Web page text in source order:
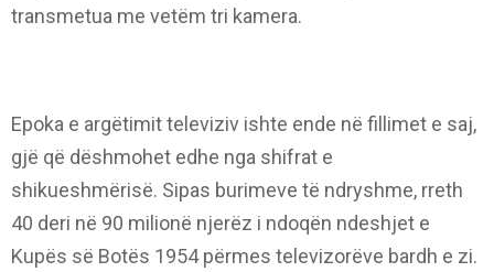
transmetua me vetëm tri kamera.
Epoka e argëtimit televiziv ishte ende në fillimet e saj,
gjë që dëshmohet edhe nga shifrat e
shikueshmërisë. Sipas burimeve të ndryshme, rreth
40 deri në 90 milionë njerëz i ndoqën ndeshjet e
Kupës së Botës 1954 përmes televizorëve bardh e zi.